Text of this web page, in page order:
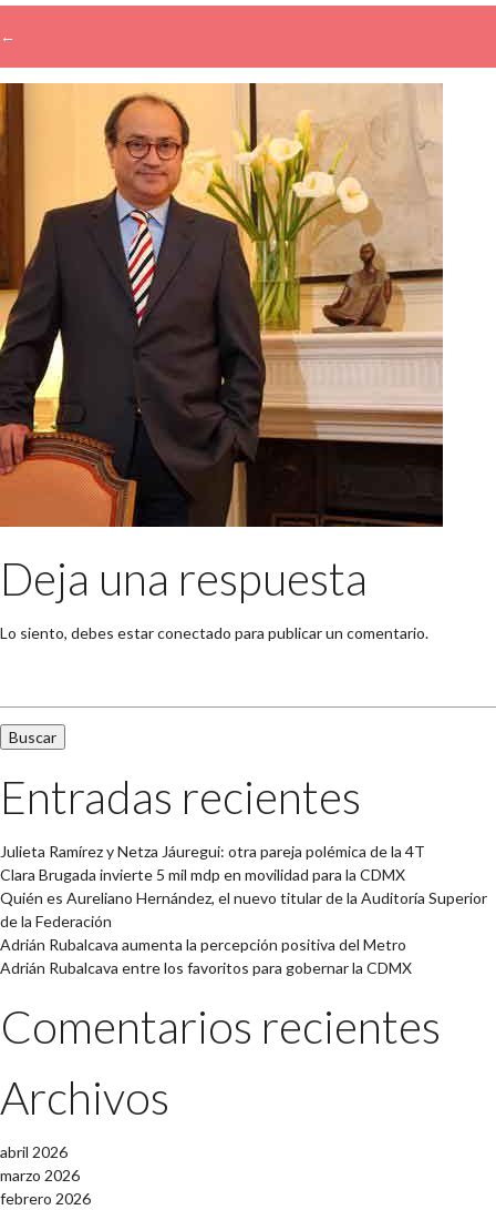
←
Deja una respuesta
Lo siento, debes estarconectado para publicar un comentario.
Entradas recientes
Julieta Ramírez y Netza Jáuregui: otra pareja polémica de la 4T
Clara Brugada invierte 5 mil mdp en movilidad para la CDMX
Quién es Aureliano Hernández, el nuevo titular de la Auditoría Superior
de la Federación
Adrián Rubalcava aumenta la percepción positiva del Metro
Adrián Rubalcava entre los favoritos para gobernar la CDMX
Comentarios recientes
Archivos
abril 2026
marzo 2026
febrero 2026